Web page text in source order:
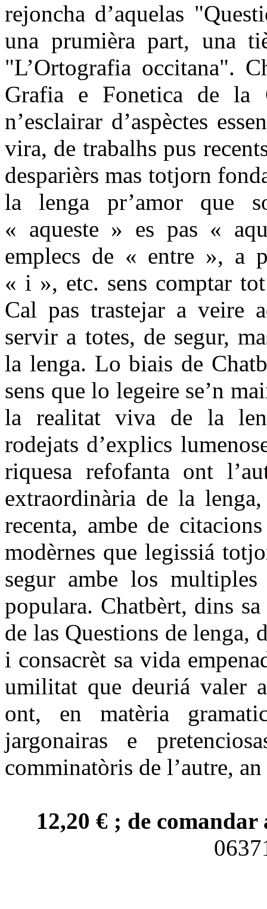
rejoncha d’aquelas
una prumièra part, una
"L’Ortografia occitana".
Grafia e Fonetica de la
n’esclairar d’aspèctes
vira, de trabalhs pus
desparièrs mas totjorn
la lenga pr’amor que
« aqueste » es pas «
emplecs de « entre », a
« i », etc. sens comptar
Cal pas trastejar a veire
servir a totes, de segur,
la lenga. Lo biais de
sens que lo legeire se’n
la realitat viva de la
rodejats d’explics
riquesa refofanta ont
extraordinària de la
recenta, ambe de
modèrnes que legissiá
segur ambe los
populara. Chatbèrt, dins
de las Questions de lenga,
i consacrèt sa vida
umilitat que deuriá valer
ont, en matèria
jargonairas e
comminatòris de l’autre,
12,20 € ; de comandar